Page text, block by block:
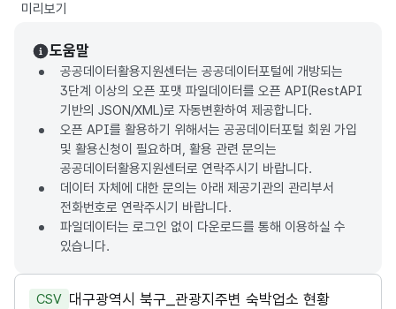
미리보기
도움말
공공데이터활용지원센터는 공공데이터포털에 개방되는
3단계 이상의 오픈 포맷 파일데이터를 오픈 API(RestAPI
기반의 JSON/XML)로 자동변환하여 제공합니다.
오픈 API를 활용하기 위해서는 공공데이터포털 회원 가입
및 활용신청이 필요하며, 활용 관련 문의는
공공데이터활용지원센터로 연락주시기 바랍니다.
데이터 자체에 대한 문의는 아래 제공기관의 관리부서
전화번호로 연락주시기 바랍니다.
파일데이터는 로그인 없이 다운로드를 통해 이용하실 수
있습니다.
CSV 대구광역시 북구_관광지주변 숙박업소 현황